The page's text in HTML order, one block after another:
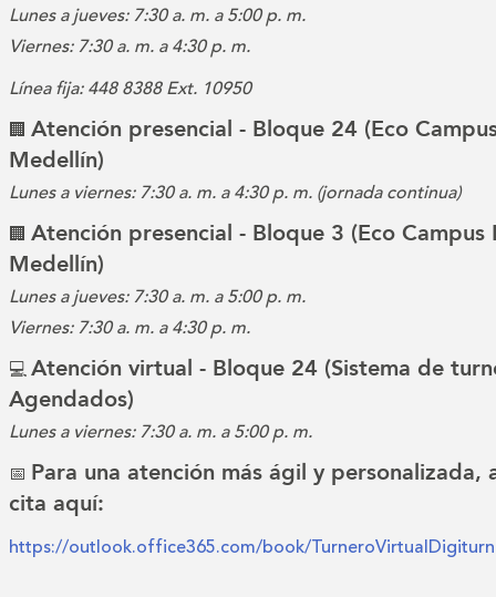
Lunes a jueves: 7:30 a. m. a 5:00 p. m.
Viernes: 7:30 a. m. a 4:30 p. m.
Línea fija: 448 8388 Ext. 10950
🏢 Atención presencial - Bloque 24 (Eco
Medellín)
Lunes a viernes: 7:30 a. m. a 4:30 p. m. (jornada continua)
🏢 Atención presencial - Bloque 3 (Eco Campus
Medellín)
Lunes a jueves: 7:30 a. m. a 5:00 p. m.
Viernes: 7:30 a. m. a 4:30 p. m.
💻Atención virtual - Bloque 24 (Sistema de
Agendados)
Lunes a viernes: 7:30 a. m. a 5:00 p. m.
📅 Para una atención más ágil y personalizada,
cita aquí:
https://outlook.office365.com/book/